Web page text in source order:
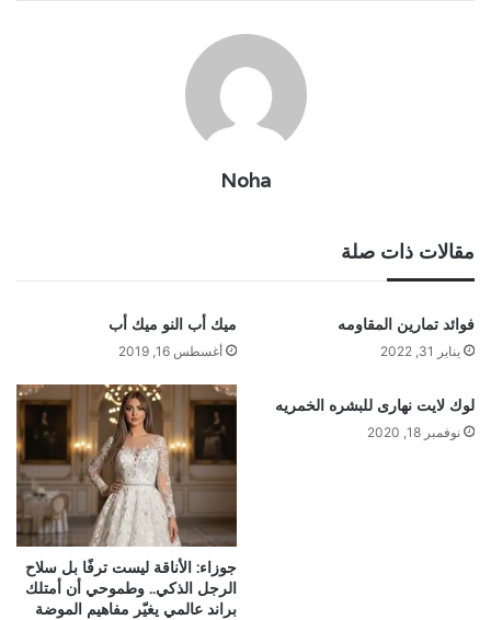
Noha
مقالات ذات صلة
فوائد تمارين المقاومه
يناير 31, 2022
ميك أب النو ميك أب
أغسطس 16, 2019
لوك لايت نهارى للبشره الخمريه
نوفمبر 18, 2020
جوزاء: الأناقة ليست ترفًا بل سلاح
الرجل الذكي.. وطموحي أن أمتلك
براند عالمي يغيّر مفاهيم الموضة